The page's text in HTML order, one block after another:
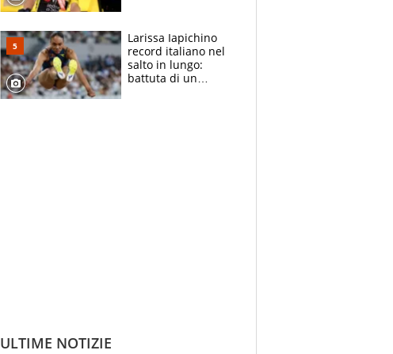
rischio da evitare
Larissa Iapichino
record italiano nel
salto in lungo:
battuta di un
ULTIME NOTIZIE